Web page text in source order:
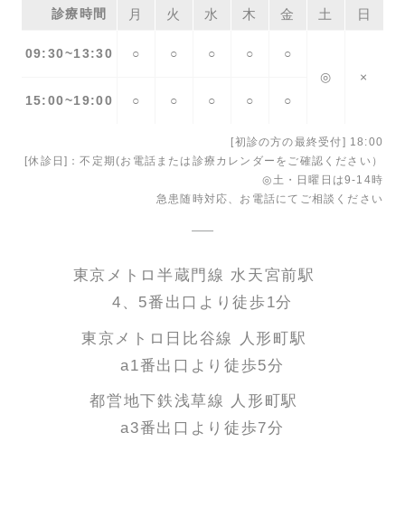
診療時間 月 火 水 木 金 土 日
09:30~13:30 ○ ○ ○ ○
○
◎
×
15:00~19:00
○ ○ ○ ○ ○
[初診の方の最終受付] 18:00
[休診日]：不定期(お電話または診療カレンダーをご確認ください）
◎土・日曜日は9-14時
急患随時対応、お電話にてご相談ください
東京メトロ半蔵門線 水天宮前駅
4、5番出口より徒歩1分
東京メトロ日比谷線 人形町駅
a1番出口より徒歩5分
都営地下鉄浅草線 人形町駅
a3番出口より徒歩7分